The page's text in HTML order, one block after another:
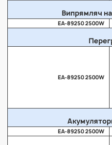
Випрямляч
EA-89250 2500W
EA-89250 2500W
EA-89250 2500W